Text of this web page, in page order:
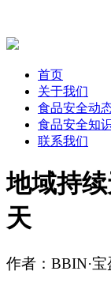
首页
关于我们
食品安全动
食品安全知
联系我们
地域持
天
作者：BBIN·宝